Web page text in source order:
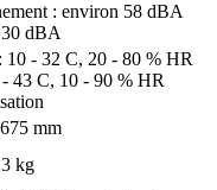
: environ 58 dBA
dBA
10 - 32 C, 20 - 80 % HR
43 C, 10 - 90 % HR
mm
kg